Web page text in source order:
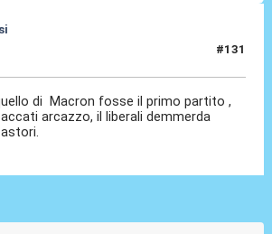
#131
di Macron fosse il primo partito ,
arcazzo, il liberali demmerda